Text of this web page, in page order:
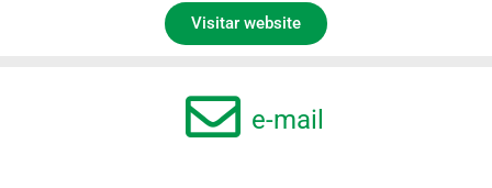
Visitar website
e-mail